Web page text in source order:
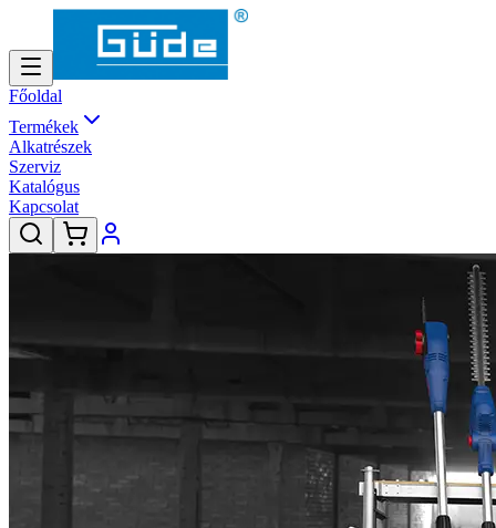
Főoldal
Termékek
Alkatrészek
Szerviz
Katalógus
Kapcsolat